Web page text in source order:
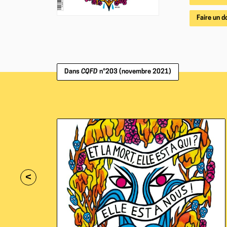
Faire un
<
Dans CQFD n°203 (novembre 2021)